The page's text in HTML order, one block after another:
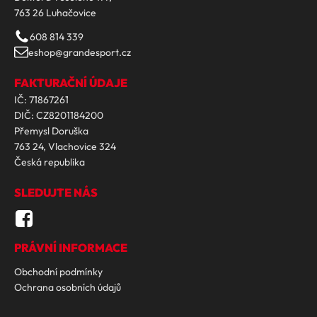
763 26 Luhačovice
608 814 339
eshop@grandesport.cz
FAKTURAČNÍ ÚDAJE
IČ: 71867261
DIČ: CZ8201184200
Přemysl Doruška
763 24, Vlachovice 324
Česká republika
SLEDUJTE NÁS
PRÁVNÍ INFORMACE
Obchodní podmínky
Ochrana osobních údajů